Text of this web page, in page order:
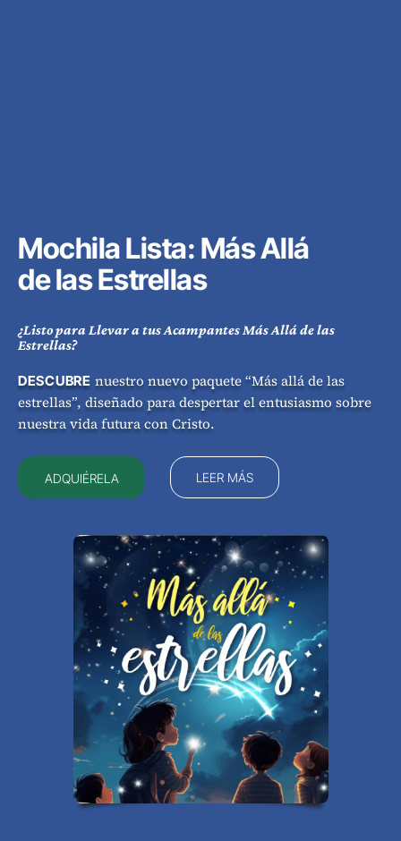
Mochila Lista: Más Allá
de las Estrellas
¿Listo para Llevar a tus Acampantes Más Allá de las
Estrellas?
DESCUBRE nuestro nuevo paquete “Más allá de las
estrellas”, diseñado para despertar el entusiasmo sobre
nuestra vida futura con Cristo.
ADQUIÉRELA LEER MÁS